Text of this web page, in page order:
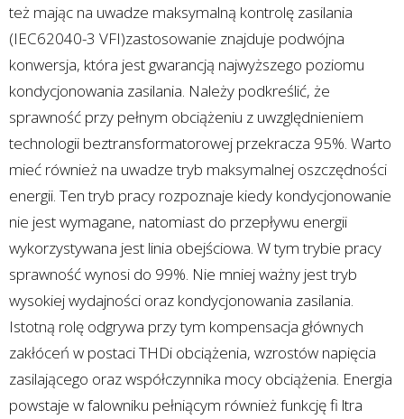
też mając na uwadze maksymalną kontrolę zasilania
(IEC62040-3 VFI)zastosowanie znajduje podwójna
konwersja, która jest gwarancją najwyższego poziomu
kondycjonowania zasilania. Należy podkreślić, że
sprawność przy pełnym obciążeniu z uwzględnieniem
technologii beztransformatorowej przekracza 95%. Warto
mieć również na uwadze tryb maksymalnej oszczędności
energii. Ten tryb pracy rozpoznaje kiedy kondycjonowanie
nie jest wymagane, natomiast do przepływu energii
wykorzystywana jest linia obejściowa. W tym trybie pracy
sprawność wynosi do 99%. Nie mniej ważny jest tryb
wysokiej wydajności oraz kondycjonowania zasilania.
Istotną rolę odgrywa przy tym kompensacja głównych
zakłóceń w postaci THDi obciążenia, wzrostów napięcia
zasilającego oraz współczynnika mocy obciążenia. Energia
powstaje w falowniku pełniącym również funkcję fi ltra